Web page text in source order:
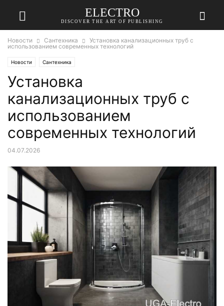
ELECTRO
DISCOVER THE ART OF PUBLISHING
Новости Сантехника
Установка канализационных труб с
использованием современных технологий
Новости Сантехника
Установка
канализационных труб с
использованием
современных технологий
04.07.2026